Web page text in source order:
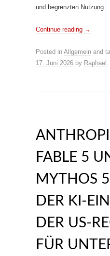
und begrenzten Nutzung.
Continue reading →
Posted in Allgemein and
17. Juni 2026 by Raphael .
FABLE 5
MYTHOS
DER
DER
FÜR